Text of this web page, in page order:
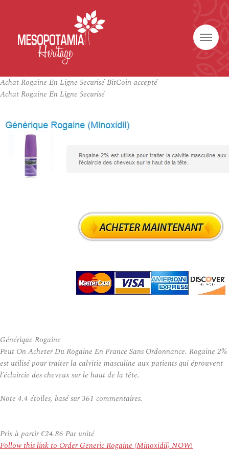
Achat Rogaine En Ligne Securisé BitCoin accepté
Achat Rogaine En Ligne Securisé
Générique Rogaine
Peut On Acheter Du Rogaine En France Sans Ordonnance. Rogaine 2%
est utilisé pour traiter la calvitie masculine aux patients qui éprouvent
l’éclaircie des cheveux sur le haut de la tête.
Note 4.4 étoiles, basé sur361 commentaires.
Prix à partir€24.86 Par unité
Follow this link to Order Generic Rogaine (Minoxidil) NOW!